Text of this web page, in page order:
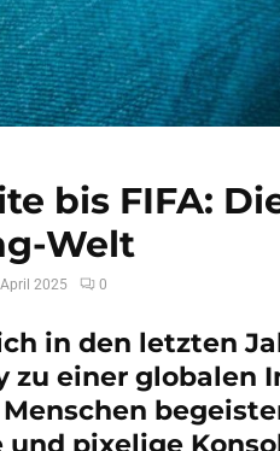
bis FIFA:
Welt
2025 0
in den letzten
zu einer globalen
und pixelige